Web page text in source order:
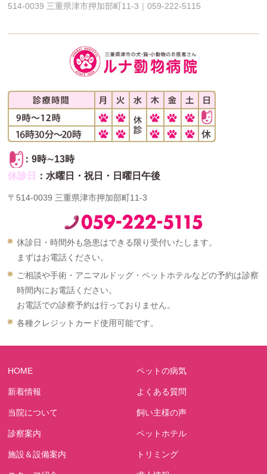
514-0039 三重県津市押加部町11-3｜059-222-5115
：9時∼13時
休診日
：水曜日・祝日・日曜日午後
〒514-0039 三重県津市押加部町11-3
休診日・時間外も急患はできる限り受付いたします。
まずはお電話ください。
ご相談や手術・アニマルドッグ・ペットホテルなどの予約は診察
時間内にお電話ください。
お電話での診察予約は行っておりません。
各種クレジットカード使用可能です。
HOME
新着情報
当院について
診察案内
施設＆設備案内
ペットの病気
よくある質問
飼い主様の声
ペットホテル
トリミング